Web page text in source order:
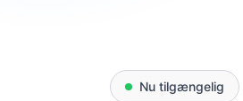
Nu tilgængelig